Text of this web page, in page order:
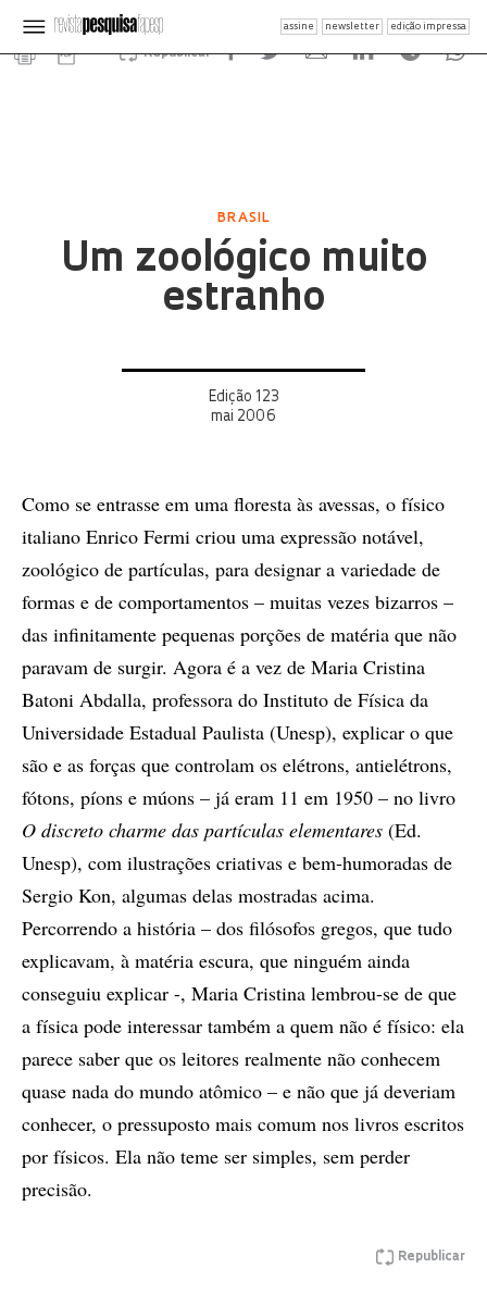
assine newsletter edição impressa
Republicar
BRASIL
Um zoológico muito
estranho
Edição 123
mai 2006
Como se entrasse em uma floresta às avessas, o físico
italiano Enrico Fermi criou uma expressão notável,
zoológico de partículas, para designar a variedade de
formas e de comportamentos – muitas vezes bizarros –
das infinitamente pequenas porções de matéria que não
paravam de surgir. Agora é a vez de Maria Cristina
Batoni Abdalla, professora do Instituto de Física da
Universidade Estadual Paulista (Unesp), explicar o que
são e as forças que controlam os elétrons, antielétrons,
fótons, píons e múons – já eram 11 em 1950 – no livro
O discreto charme das partículas elementares (Ed.
Unesp), com ilustrações criativas e bem-humoradas de
Sergio Kon, algumas delas mostradas acima.
Percorrendo a história – dos filósofos gregos, que tudo
explicavam, à matéria escura, que ninguém ainda
conseguiu explicar -, Maria Cristina lembrou-se de que
a física pode interessar também a quem não é físico: ela
parece saber que os leitores realmente não conhecem
quase nada do mundo atômico – e não que já deveriam
conhecer, o pressuposto mais comum nos livros escritos
por físicos. Ela não teme ser simples, sem perder
precisão.
Republicar